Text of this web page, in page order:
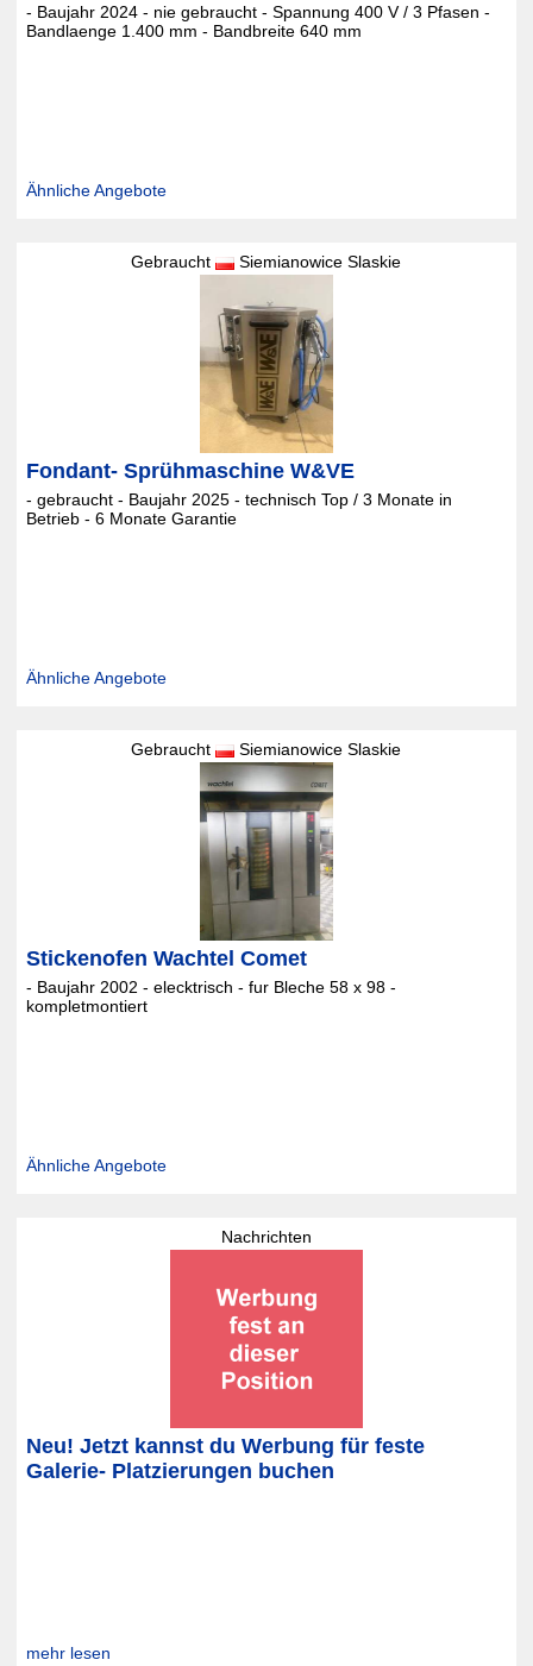
- Baujahr 2024 - nie gebraucht - Spannung 400 V / 3 Pfasen -
Bandlaenge 1.400 mm - Bandbreite 640 mm
Ähnliche Angebote
Gebraucht Siemianowice Slaskie
Fondant- Sprühmaschine W&VE
- gebraucht - Baujahr 2025 - technisch Top / 3 Monate in
Betrieb - 6 Monate Garantie
Ähnliche Angebote
Gebraucht Siemianowice Slaskie
Stickenofen Wachtel Comet
- Baujahr 2002 - elecktrisch - fur Bleche 58 x 98 -
kompletmontiert
Ähnliche Angebote
Nachrichten
Neu! Jetzt kannst du Werbung für feste
Galerie- Platzierungen buchen
mehr lesen